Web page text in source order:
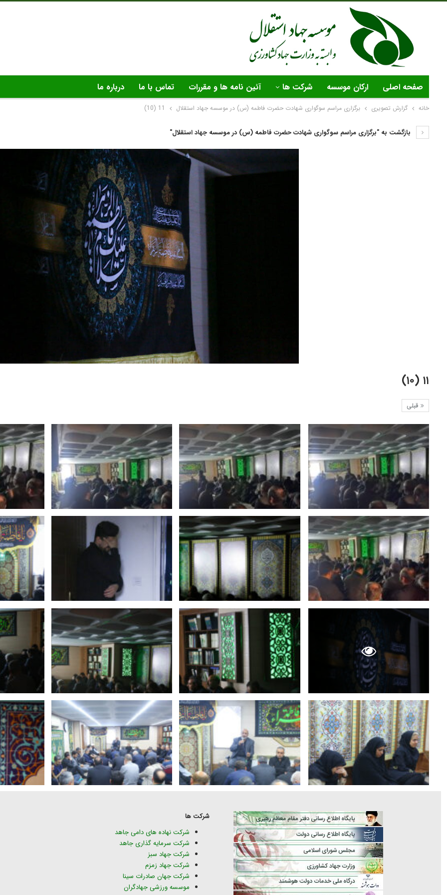
صفحه اصلی ارکان موسسه شرکت ها آئین نامه ها و مقررات تماس با ما درباره ما
خانه گزارش تصویری برگزاری مراسم سوگواری شهادت حضرت فاطمه (س) در موسسه جهاد استقلال 11 (10)
بازگشت به "برگزاری مراسم سوگواری شهادت حضرت فاطمه (س) در موسسه جهاد استقلال"
۱۱ (۱۰)
قبلی
شرکت ها
شرکت نهاده های دامی جاهد
شرکت سرمایه گذاری جاهد
شرکت جهاد سبز
شرکت جهاد زمزم
شرکت جهان صادرات سینا
موسسه ورزشی جهادگران